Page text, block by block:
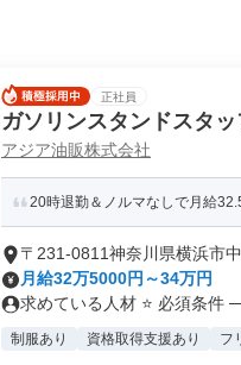
正社員
ガソリンスタンドスタッ
アジア油販株式会社
20時退勤＆ノルマなしで月給
〒231-0811神奈川県横浜市
月給32万5000円～34万円
求めている人材 ⭐ 必須条
制服あり 資格取得支援あり フ